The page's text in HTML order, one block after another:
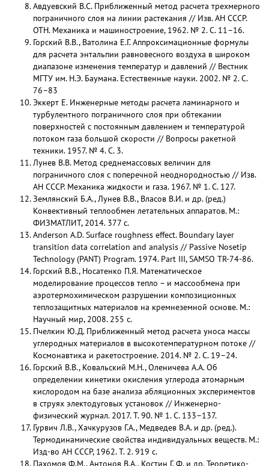
Авдуевский В.С. Приближенный метод расчета трехмерного
пограничного слоя на линии растекания // Изв. АН СССР.
ОТН. Механика и машиностроение, 1962. № 2. С. 11–16.
Горский В.В., Ватолина Е.Г. Аппроксимационные формулы
для расчета энтальпии равновесного воздуха в широком
диапазоне изменения температур и давлений // Вестник
МГТУ им. Н.Э. Баумана. Естественные науки. 2002. № 2. С.
76–83
Эккерт Е. Инженерные методы расчета ламинарного и
турбулентного пограничного слоя при обтекании
поверхностей с постоянным давлением и температурой
потоком газа большой скорости // Вопросы ракетной
техники. 1957. № 4. С. 3.
Лунев В.В. Метод среднемассовых величин для
пограничного слоя с поперечной неоднородностью // Изв.
АН СССР. Механика жидкости и газа. 1967. № 1. С. 127.
Землянский Б.А., Лунев В.В., Власов В.И. и др. (ред.)
Конвективный теплообмен летательных аппаратов. М.:
ФИЗМАТЛИТ, 2014. 377 с.
Anderson A.D. Surface roughness effect. Boundary layer
transition data correlation and analysis // Passive Nosetip
Technology (PANT) Program. 1974. Part III, SAMSO TR-74-86.
Горский В.В., Носатенко П.Я. Математическое
моделирование процессов тепло – и массообмена при
аэротермохимическом разрушении композиционных
теплозащитных материалов на кремнеземной основе. М.:
Научный мир, 2008. 255 с.
Пчелкин Ю.Д. Приближенный метод расчета уноса массы
углеродных материалов в высокотемпературном потоке //
Космонавтика и ракетостроение. 2014. № 2. С. 19–24.
Горский В.В., Ковальский М.Н., Оленичева А.А. Об
определении кинетики окисления углерода атомарным
кислородом на базе анализа абляционных экспериментов
в струях электодуговых установок // Инженерно-
физический журнал. 2017. Т. 90. № 1. С. 133–137.
Гурвич Л.В., Хачкурузов Г.А., Медведев В.А. и др. (ред.).
Термодинамические свойства индивидуальных веществ. М.:
Изд-во АН СССР, 1962. Т. 2. 919 с.
Пахомов Ф.М., Антонов В.А., Костин Г. Ф. и др. Теоретико-